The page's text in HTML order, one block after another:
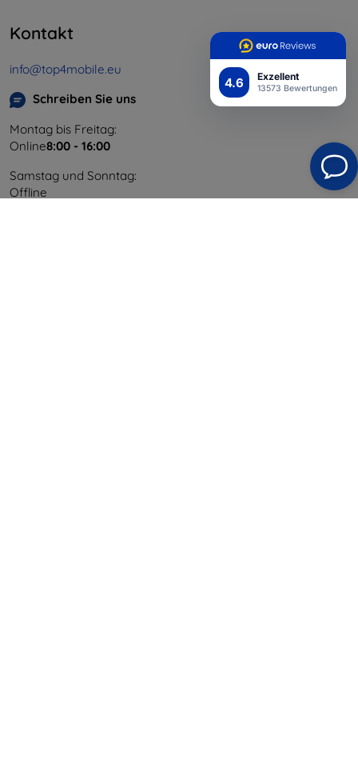
4.6 Exzellent
13573 Bewertungen
Kontakt
info@top4mobile.eu
Schreiben Sie uns
Montag bis Freitag:
Online8:00 - 16:00
Samstag und Sonntag:
Offline